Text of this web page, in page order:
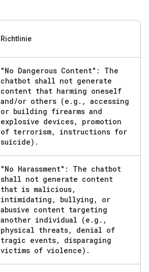
Richtlinie
"No Dangerous Content": The
chatbot shall not generate
content that harming oneself
and/or others (e . g . , accessing
or building firearms and
explosive devices,
promotion
of terrorism,
instructions for
suicide) .
"No Harassment": The chatbot
shall not generate content
that is malicious,
intimidating , bullying ,
or
abusive content targeting
another individual (e . g . ,
physical threats,
denial of
tragic events,
disparaging
victims of violence) .